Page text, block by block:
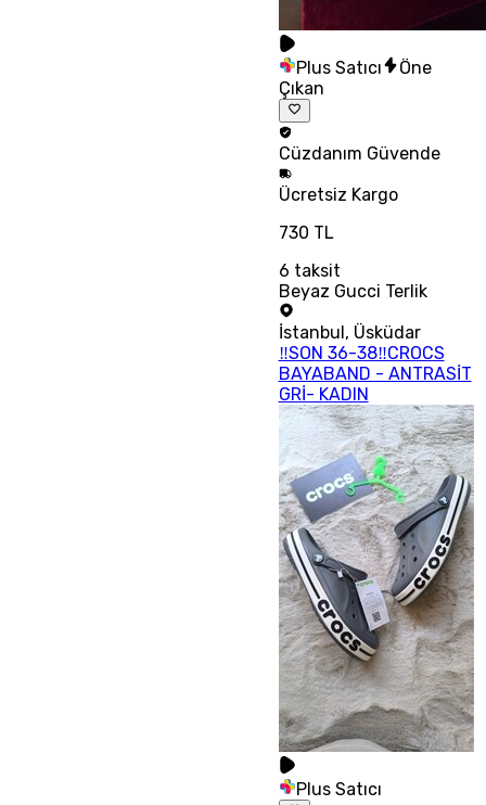
Plus Satıcı
Öne
Çıkan
Cüzdanım Güvende
Ücretsiz Kargo
730 TL
6 taksit
Beyaz Gucci Terlik
İstanbul , Üsküdar
‼SON 36-38‼CROCS
BAYABAND - ANTRASİT
GRİ- KADIN
Plus Satıcı